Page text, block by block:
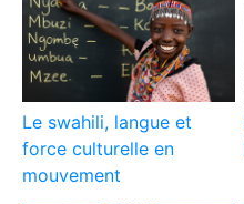
Le swahili, langue et
force culturelle en
mouvement